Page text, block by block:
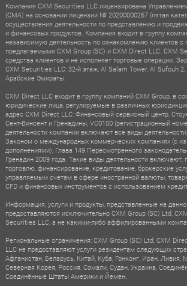
Компания CXM Securities LLC лицензирована
(CMA) на основании лицензии № 20200000267 (пятая
осуществления деятельности по представлению и
и финансовых продуктов. Компания входит в группу
независимую деятельность по ознакомлению клиентов с
предлагаемыми CXM Group (SC) и CXM Direct LLC. CXM
средства клиентов и не исполняет торговые операции.
CXM Securities LLC: 32-й этаж, Al Salam Tower, Al Sufouh
Арабские Эмираты.
CXM Direct LLC входит в группу компаний CXM Group, в
юридические лица, регулируемые в различных
адрес CXM Direct LLC: Финансовый сервисный центр,
Сент-Винсент и Гренадины, VC0100 (регистрационный
деятельности компании включают все виды
Законом о международных коммерческих компаниях (с
дополнениями), Глава 149 Пересмотренного
Гренадин 2009 года. Такие виды деятельности включают,
торговлю, финансирование, кредитование, брокерские
управляемым счетам в сфере иностранной валюты,
CFD и финансовых инструментов с использованием
Информация, услуги и продукты, представленные на
предоставляются исключительно CXM Group (SC) Ltd,
Securities LLC, а не какими-либо аффилированными
Региональные ограничения: CXM Group (SC) Ltd, CXM
LLC не предоставляют услуги резидентам следующих
Афганистан, Беларусь, Китай, Куба, Гонконг, Иран, Ливия,
Северная Корея, Россия, Сомали, Судан, Украина,
Соединённые Штаты Америки и Йемен.